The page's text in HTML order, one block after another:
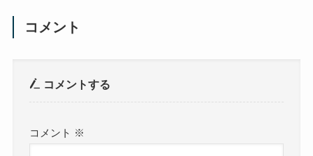
コメント
コメントする
コメント ※